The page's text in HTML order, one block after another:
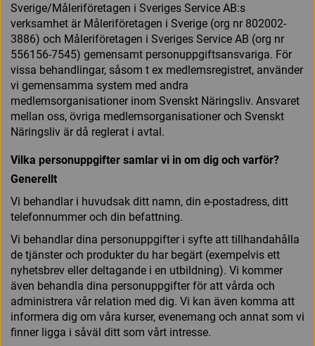
Sverige/Måleriföretagen i Sveriges Service AB:s
verksamhet är Måleriföretagen i Sverige (org nr 802002-
3886) och Måleriföretagen i Sveriges Service AB (org nr
556156-7545) gemensamt personuppgiftsansvariga. För
vissa behandlingar, såsom t ex medlemsregistret, använder
vi gemensamma system med andra
medlemsorganisationer inom Svenskt Näringsliv. Ansvaret
mellan oss, övriga medlemsorganisationer och Svenskt
Näringsliv är då reglerat i avtal.
Vilka personuppgifter samlar vi in om dig och varför?
Generellt
Vi behandlar i huvudsak ditt namn, din e-postadress, ditt
telefonnummer och din befattning.
Vi behandlar dina personuppgifter i syfte att tillhandahålla
de tjänster och produkter du har begärt (exempelvis ett
nyhetsbrev eller deltagande i en utbildning). Vi kommer
även behandla dina personuppgifter för att vårda och
administrera vår relation med dig. Vi kan även komma att
informera dig om våra kurser, evenemang och annat som vi
finner ligga i såväl ditt som vårt intresse.